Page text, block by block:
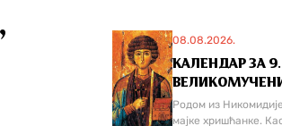
08.08.2026.
КАЛЕНДАР ЗА 9.
Родом из
мајке хришћанке.